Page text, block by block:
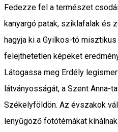
Fedezze fel a természet
kanyargó patak, sziklafalak és
hagyja ki a Gyilkos-tó
felejthetetlen képeket
Látogassa meg Erdély
látványosságát, a Szent Anna-
Székelyföldön. Az évszakok
lenyűgöző fotótémákat